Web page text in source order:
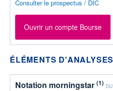
Consulter le prospectus / DIC
Ouvrir un compte Bourse
ÉLÉMENTS D'ANALYSES
Notation morningstar (1) DU